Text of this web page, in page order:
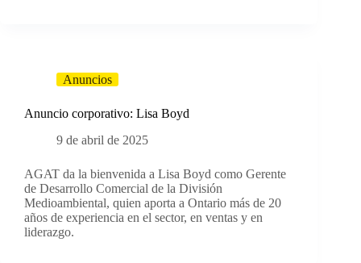
Anuncios
Anuncio corporativo: Lisa Boyd
9 de abril de 2025
AGAT da la bienvenida a Lisa Boyd como Gerente
de Desarrollo Comercial de la División
Medioambiental, quien aporta a Ontario más de 20
años de experiencia en el sector, en ventas y en
liderazgo.